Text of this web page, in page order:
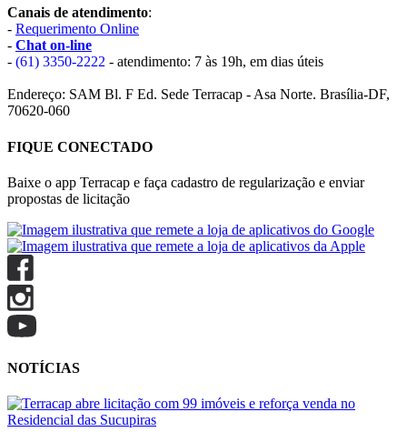
Canais de atendimento:
- Requerimento Online
- Chat on-line
- (61) 3350-2222 - atendimento: 7 às 19h, em dias úteis
Endereço: SAM Bl. F Ed. Sede Terracap - Asa Norte. Brasília-DF,
70620-060
FIQUE CONECTADO
Baixe o app Terracap e faça cadastro de regularização e enviar
propostas de licitação
NOTÍCIAS